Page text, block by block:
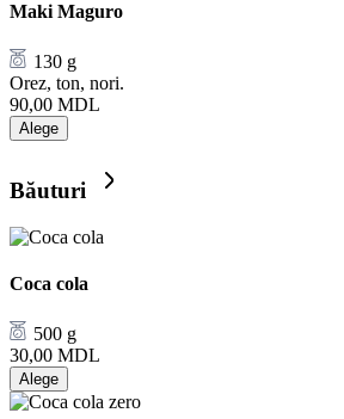
Maki Maguro
130 g
Orez, ton, nori.
90,00 MDL
Alege
Băuturi
Coca cola
500 g
30,00 MDL
Alege